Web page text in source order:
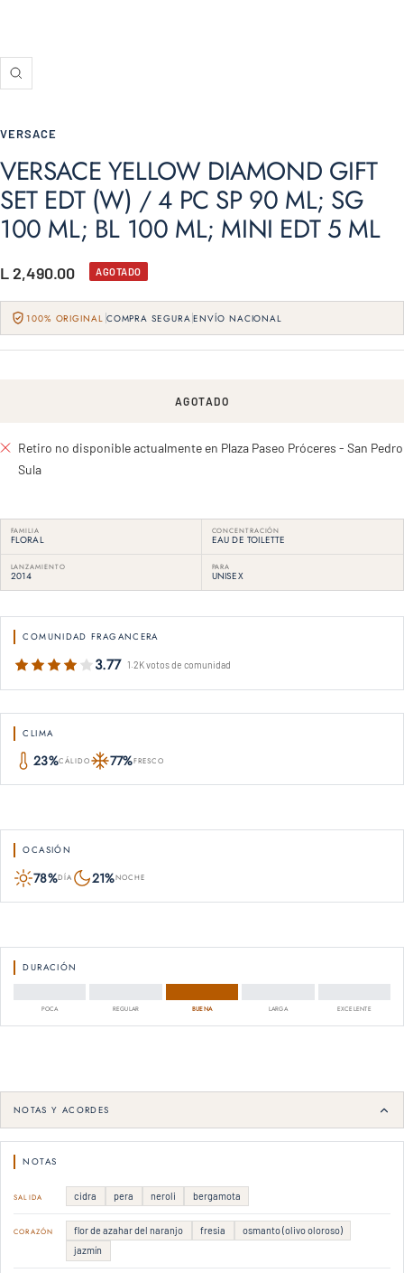
Zoom
VERSACE
VERSACE YELLOW DIAMOND GIFT
SET EDT (W) / 4 PC SP 90 ML; SG
100 ML; BL 100 ML; MINI EDT 5 ML
Precio
de
venta
L 2,490.00 AGOTADO
100% ORIGINAL COMPRA SEGURA ENVÍO NACIONAL
AGOTADO
Retiro no disponible actualmente en Plaza Paseo Próceres - San Pedro
Sula
FAMILIA
FLORAL
CONCENTRACIÓN
EAU DE TOILETTE
LANZAMIENTO
2014
PARA
UNISEX
COMUNIDAD FRAGANCERA
3.77 1.2K votos de comunidad
CLIMA
23%CÁLIDO 77%FRESCO
OCASIÓN
78%DÍA 21%NOCHE
DURACIÓN
POCA REGULAR BUENA LARGA EXCELENTE
NOTAS Y ACORDES
NOTAS
SALIDA cidra pera neroli bergamota
CORAZÓN flor de azahar del naranjo fresia
osmanto (olivo oloroso)
jazmín